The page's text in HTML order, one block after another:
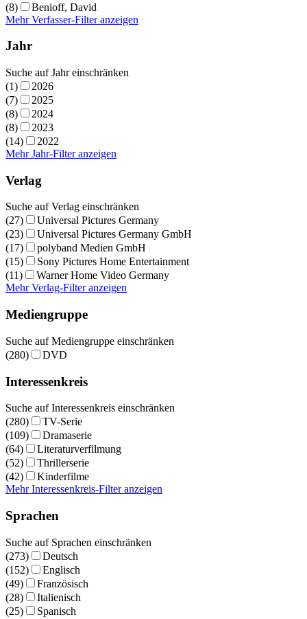
(8)
Benioff, David
Mehr Verfasser-Filter anzeigen
Jahr
Suche auf Jahr einschränken
(1)
2026
(7)
2025
(8)
2024
(8)
2023
(14)
2022
Mehr Jahr-Filter anzeigen
Verlag
Suche auf Verlag einschränken
(27)
Universal Pictures Germany
(23)
Universal Pictures Germany GmbH
(17)
polyband Medien GmbH
(15)
Sony Pictures Home Entertainment
(11)
Warner Home Video Germany
Mehr Verlag-Filter anzeigen
Mediengruppe
Suche auf Mediengruppe einschränken
(280)
DVD
Interessenkreis
Suche auf Interessenkreis einschränken
(280)
TV-Serie
(109)
Dramaserie
(64)
Literaturverfilmung
(52)
Thrillerserie
(42)
Kinderfilme
Mehr Interessenkreis-Filter anzeigen
Sprachen
Suche auf Sprachen einschränken
(273)
Deutsch
(152)
Englisch
(49)
Französisch
(28)
Italienisch
(25)
Spanisch